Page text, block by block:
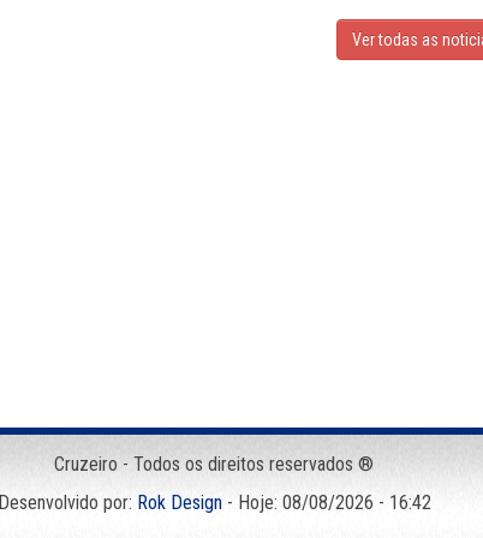
Ver todas as
Cruzeiro - Todos os direitos reservados ®
Desenvolvido por: Rok Design- Hoje: 08/08/2026 - 16:42